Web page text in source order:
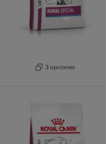
3 opciones